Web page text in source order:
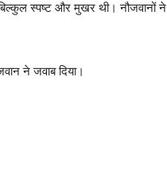
बिल्कुल स्पष्ट और मुखर थी। नौजवानों ने
ने जवाब दिया।